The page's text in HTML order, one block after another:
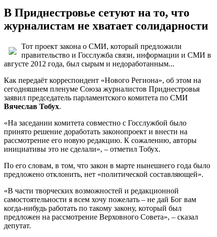
В Приднестровье сетуют на то, что
журналистам не хватает солидарности
Тот проект закона о СМИ, который предложили
правительство и Госслужба связи, информации и СМИ в
августе 2012 года, был сырым и недоработанным...
Как передаёт корреспондент «Нового Региона», об этом на
сегодняшнем пленуме Союза журналистов Приднестровья
заявил председатель парламентского комитета по СМИ
Вячеслав Тобух.
«На заседании комитета совместно с Госслужбой было
принято решение доработать законопроект и внести на
рассмотрение его новую редакцию. К сожалению, авторы
инициативы это не сделали», – отметил Тобух.
По его словам, в том, что закон в марте нынешнего года было
предложено отклонить, нет «политической составляющей».
«В части творческих возможностей и редакционной
самостоятельности я всем хочу пожелать – не дай Бог вам
когда-нибудь работать по такому закону, который был
предложен на рассмотрение Верховного Совета», – сказал
депутат.